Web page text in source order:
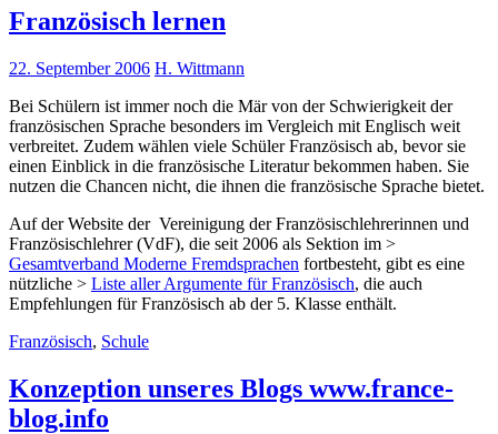
Französisch lernen
22. September 2006 H. Wittmann
Bei Schülern ist immer noch die Mär von der Schwierigkeit der
französischen Sprache besonders im Vergleich mit Englisch weit
verbreitet. Zudem wählen viele Schüler Französisch ab, bevor sie
einen Einblick in die französische Literatur bekommen haben. Sie
nutzen die Chancen nicht, die ihnen die französische Sprache bietet.
Auf der Website der Vereinigung der Französischlehrerinnen und
Französischlehrer (VdF), die seit 2006 als Sektion im >
Gesamtverband Moderne Fremdsprachen fortbesteht, gibt es eine
nützliche > Liste aller Argumente für Französisch, die auch
Empfehlungen für Französisch ab der 5. Klasse enthält.
Französisch, Schule
Konzeption unseres Blogs www.france-
blog.info